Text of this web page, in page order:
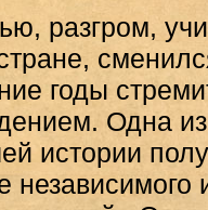
разгром,
годы
Одна
истории
независимого